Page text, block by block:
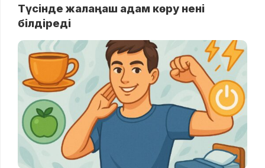
Түсінде жалаңаш адам көру нені
білдіреді